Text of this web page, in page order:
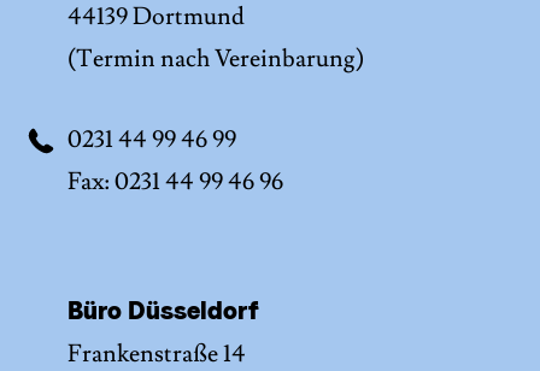
44139 Dortmund
(Termin nach Vereinbarung)
0231 44 99 46 99
Fax: 0231 44 99 46 96
Büro Düsseldorf
Frankenstraße 14